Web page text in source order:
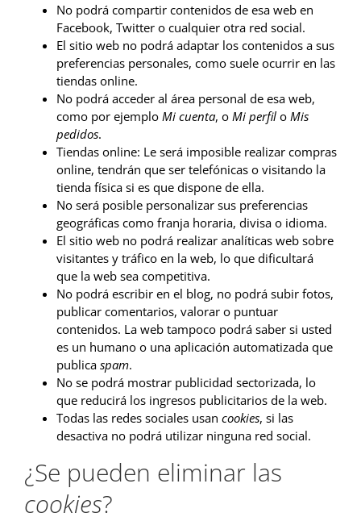
No podrá compartir contenidos de esa web en
Facebook, Twitter o cualquier otra red social.
El sitio web no podrá adaptar los contenidos a sus
preferencias personales, como suele ocurrir en las
tiendas online.
No podrá acceder al área personal de esa web,
como por ejemplo Mi cuenta, o Mi perfil o Mis
pedidos.
Tiendas online: Le será imposible realizar compras
online, tendrán que ser telefónicas o visitando la
tienda física si es que dispone de ella.
No será posible personalizar sus preferencias
geográficas como franja horaria, divisa o idioma.
El sitio web no podrá realizar analíticas web sobre
visitantes y tráfico en la web, lo que dificultará
que la web sea competitiva.
No podrá escribir en el blog, no podrá subir fotos,
publicar comentarios, valorar o puntuar
contenidos. La web tampoco podrá saber si usted
es un humano o una aplicación automatizada que
publica spam.
No se podrá mostrar publicidad sectorizada, lo
que reducirá los ingresos publicitarios de la web.
Todas las redes sociales usan cookies, si las
desactiva no podrá utilizar ninguna red social.
¿Se pueden eliminar las
cookies?